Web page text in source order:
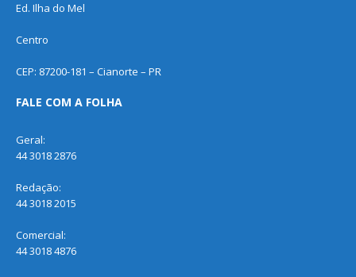
Ed. Ilha do Mel
Centro
CEP: 87200-181 – Cianorte – PR
FALE COM A FOLHA
Geral:
44 3018 2876
Redação:
44 3018 2015
Comercial:
44 3018 4876